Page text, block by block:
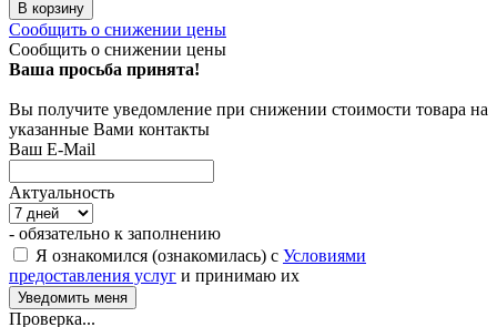
В корзину
Сообщить о снижении цены
Сообщить о снижении цены
Ваша просьба принята!
Вы получите уведомление при снижении стоимости товара на
указанные Вами контакты
Ваш E-Mail
Актуальность
- обязательно к заполнению
Я ознакомился (ознакомилась) с Условиями
предоставления услуг и принимаю их
Проверка...